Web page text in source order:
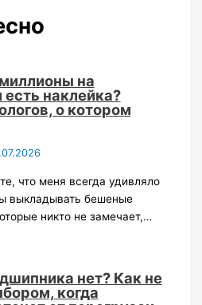
на
наклейка?
о котором
что меня всегда удивляло
выкладывать бешеные
никто не замечает,…
нет? Как не
когда